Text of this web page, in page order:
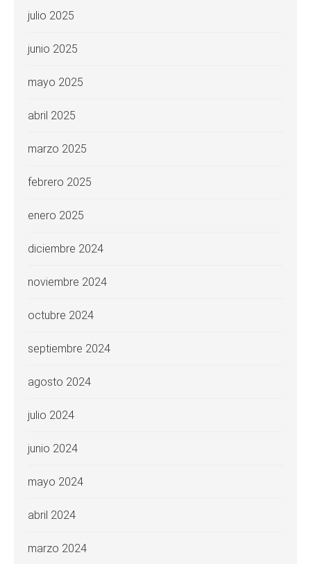
julio 2025
junio 2025
mayo 2025
abril 2025
marzo 2025
febrero 2025
enero 2025
diciembre 2024
noviembre 2024
octubre 2024
septiembre 2024
agosto 2024
julio 2024
junio 2024
mayo 2024
abril 2024
marzo 2024